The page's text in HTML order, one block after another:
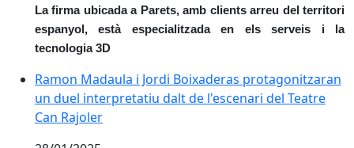
La firma ubicada a Parets, amb clients arreu del territori
espanyol, està especialitzada en els serveis i la
tecnologia 3D
Ramon Madaula i Jordi Boixaderas protagonitzaran
Ramon Madaula i Jordi Boixaderas protagonitzaran
un duel interpretatiu dalt de l'escenari del Teatre
Can Rajoler